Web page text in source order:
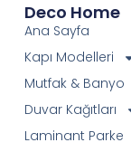
Deco Home
Ana Sayfa
Kapı Modelleri
Mutfak & Banyo
Duvar Kağıtları
Laminant Parke